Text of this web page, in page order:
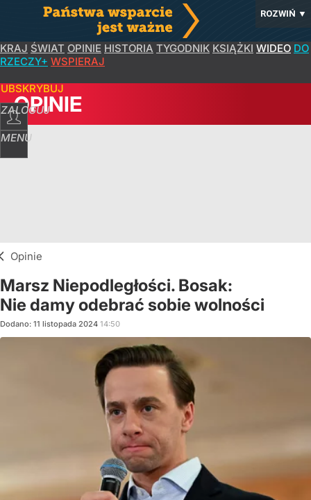
ROZWIŃ ▼
KRAJ ŚWIAT OPINIE HISTORIA TYGODNIK KSIĄŻKI WIDEO DO
RZECZY+ WSPIERAJ
ZALOGUJ
MENU
OPINIE
Opinie
Marsz Niepodległości. Bosak:
Nie damy odebrać sobie wolności
Dodano: 11 listopada 2024 14:50